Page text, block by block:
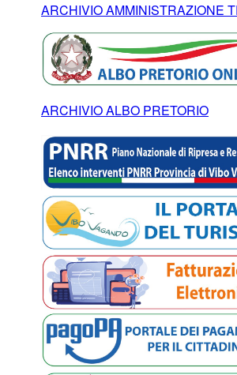
ARCHIVIO AMMINISTRAZIONE
ARCHIVIO ALBO PRETORIO